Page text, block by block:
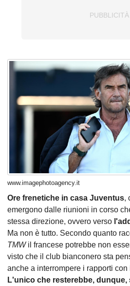
www.imagephotoagency.it
Ore frenetiche in casa Juventus,
emergono dalle riunioni in corso
stessa direzione, ovvero verso
Ma non è tutto. Secondo quanto
TMWil francese potrebbe non
visto che il club bianconero sta
anche a interrompere i rapporti con
L'unico che resterebbe, dunque,